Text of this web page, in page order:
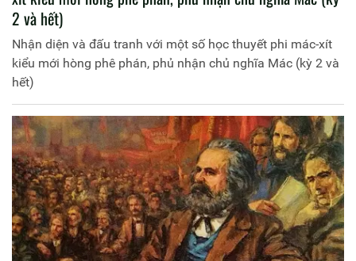
2 và hết)
Nhận diện và đấu tranh với một số học thuyết phi mác-xít
kiểu mới hòng phê phán, phủ nhận chủ nghĩa Mác (kỳ 2 và
hết)